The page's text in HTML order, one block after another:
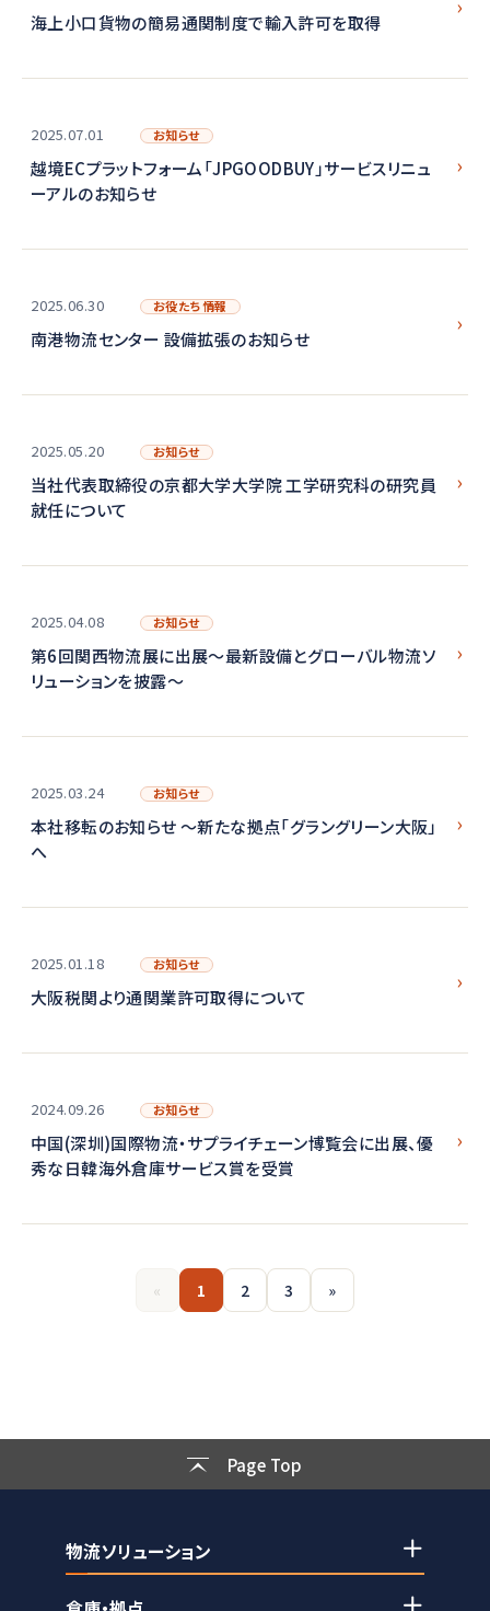
海上小口貨物の簡易通関制度で輸入許可を取得
2025.07.01 お知らせ
越境ECプラットフォーム「JPGOODBUY」サービスリニュ
ーアルのお知らせ
2025.06.30 お役たち情報
南港物流センター 設備拡張のお知らせ
2025.05.20 お知らせ
当社代表取締役の京都大学大学院 工学研究科の研究員
就任について
2025.04.08 お知らせ
第6回関西物流展に出展～最新設備とグローバル物流ソ
リューションを披露～
2025.03.24 お知らせ
本社移転のお知らせ ～新たな拠点「グラングリーン大阪」
へ
2025.01.18 お知らせ
大阪税関より通関業許可取得について
2024.09.26 お知らせ
中国(深圳)国際物流・サプライチェーン博覧会に出展、優
秀な日韓海外倉庫サービス賞を受賞
« 1 2 3 »
Page Top
物流ソリューション